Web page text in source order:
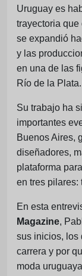
Uruguay es
trayectoria
se expandió
y las
en una de las
Río de la Plata.
Su trabajo ha
importantes
Buenos Aires,
diseñadores,
plataforma
en tres pilares:
En esta
Magazine,
sus inicios, los
carrera y por
moda